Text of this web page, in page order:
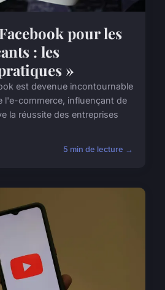
pour les
: les
»
est devenue incontournable
l'e-commerce, influençant de
la réussite des entreprises
5 min de lecture →